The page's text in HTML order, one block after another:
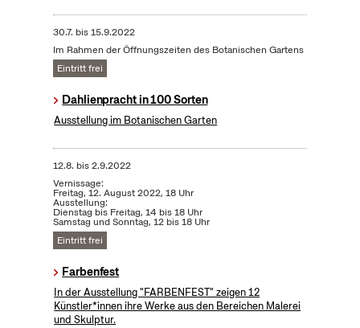
30.7. bis15.9.2022
Im Rahmen der Öffnungszeiten des Botanischen Gartens
Eintritt frei
Dahlienpracht in 100 Sorten
Ausstellung im Botanischen Garten
12.8. bis2.9.2022
Vernissage:
Freitag, 12. August 2022, 18 Uhr
Ausstellung:
Dienstag bis Freitag, 14 bis 18 Uhr
Samstag und Sonntag, 12 bis 18 Uhr
Eintritt frei
Farbenfest
In der Ausstellung "FARBENFEST" zeigen 12
Künstler*innen ihre Werke aus den Bereichen Malerei
und Skulptur.